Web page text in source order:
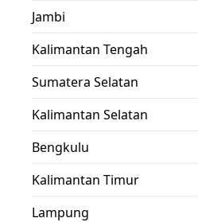
Jambi
Kalimantan Tengah
Sumatera Selatan
Kalimantan Selatan
Bengkulu
Kalimantan Timur
Lampung